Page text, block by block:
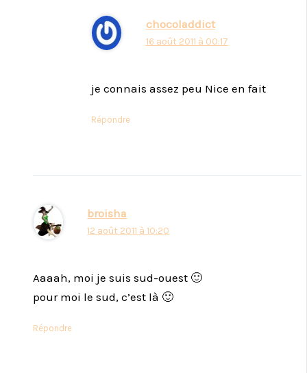
chocoladdict
16 août 2011 à 00:17
je connais assez peu Nice en fait
Répondre
broisha
12 août 2011 à 10:20
Aaaah, moi je suis sud-ouest 🙂
pour moi le sud, c’est là 🙂
Répondre